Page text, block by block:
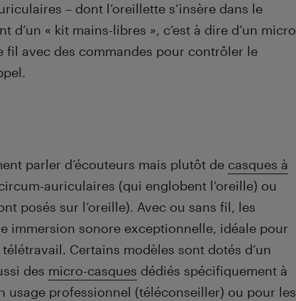
– dont l’oreillette s’insère dans le
d’un « kit mains-libres », c’est à dire d’un micro
fil avec des commandes pour contrôler le
parler d’écouteurs mais plutôt de casques à
auriculaires (qui englobent l’oreille) ou
posés sur l’oreille). Avec ou sans fil, les
immersion sonore exceptionnelle, idéale pour
Certains modèles sont dotés d’un
des micro-casques dédiés spécifiquement à
usage professionnel (téléconseiller) ou pour les